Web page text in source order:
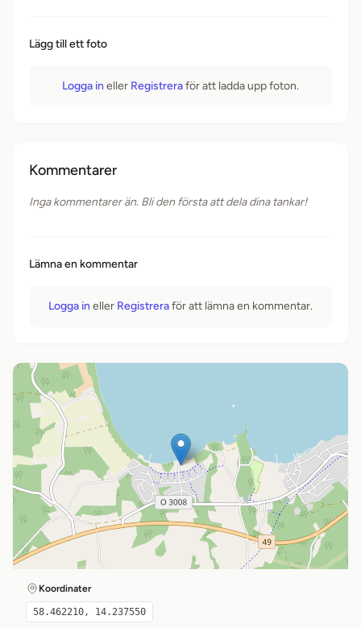
Lägg till ett foto
Logga in eller Registreraför att ladda upp foton.
Kommentarer
Inga kommentarer än. Bli den första att dela dina tankar!
Lämna en kommentar
Logga in eller Registreraför att lämna en kommentar.
Koordinater
58.462210, 14.237550